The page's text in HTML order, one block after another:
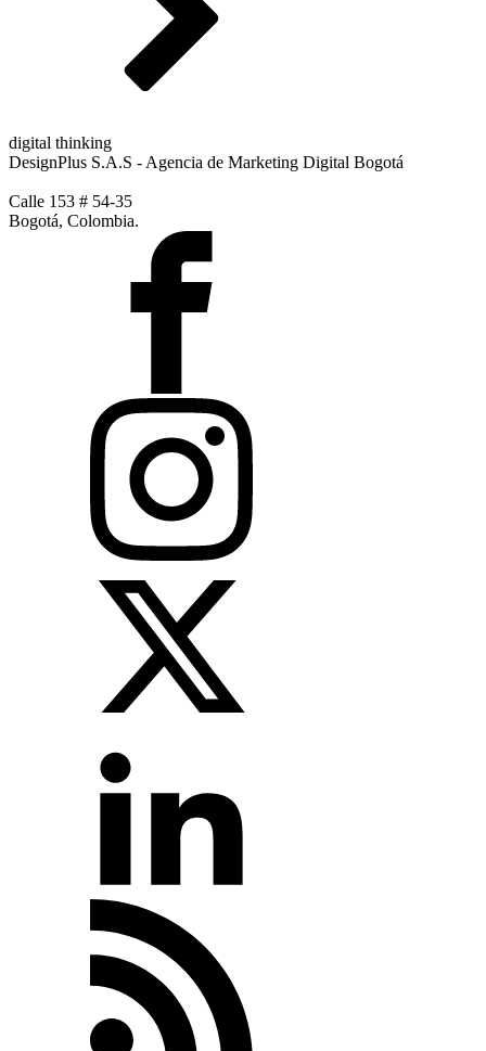
digital thinking
DesignPlus S.A.S - Agencia de Marketing Digital Bogotá
Calle 153 # 54-35
Bogotá, Colombia.